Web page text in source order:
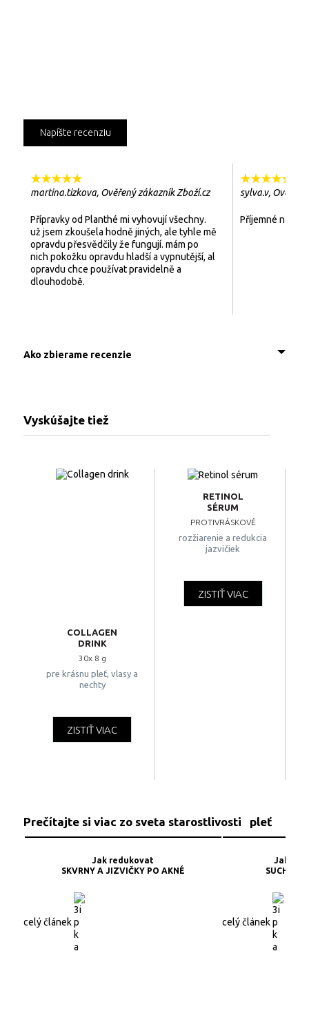
Napíšte recenziu
★★★★★
martina.tizkova, Ověřený zákazník Zboží.cz
Přípravky od Planthé mi vyhovují všechny.
už jsem zkoušela hodně jiných, ale tyhle mě
opravdu přesvědčily že fungují. mám po
nich pokožku opravdu hladší a vypnutější, al
opravdu chce používat pravidelně a
dlouhodobě.
★★★★★
sylva.v,
Příjemné na
Ako zbierame recenzie
Vyskúšajte tiež
COLLAGEN
DRINK
30x 8 g
pre krásnu pleť, vlasy a
nechty
ZISTIŤ VIAC
RETINOL
SÉRUM
PROTIVRÁSKOVÉ
rozžiarenie a redukcia
jazvičiek
ZISTIŤ VIAC
Prečítajte si viac zo sveta starostlivosti pleť
Jak redukovat
SKVRNY A JIZVIČKY PO AKNÉ
celý článek
Jak
SUCHOU
celý článek